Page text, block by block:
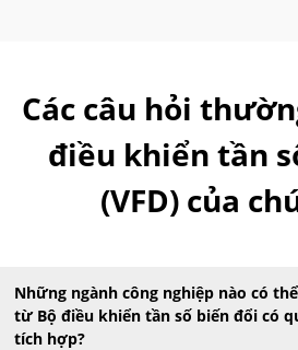
Các câu hỏi
điều khiển tần
(VFD) của
Những ngành công nghiệp nào có
từ Bộ điều khiển tần số biến đổi có
tích hợp?